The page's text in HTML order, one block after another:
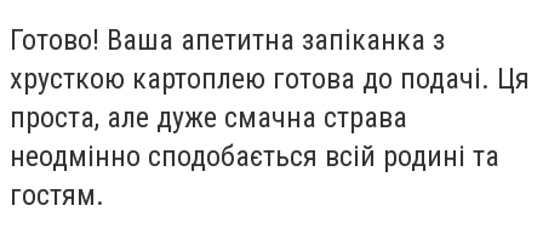
Готово! Ваша апетитна запіканка з
хрусткою картоплею готова до подачі. Ця
проста, але дуже смачна страва
неодмінно сподобається всій родині та
гостям.